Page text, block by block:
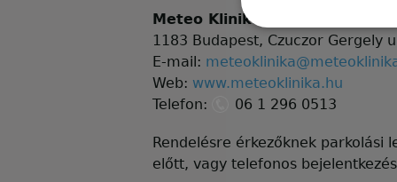
Meteo Klinika
1183 Budapest, Czuczor Gergely
E-mail:
Web: www.meteoklinika.hu
Telefon:
06 1 296 0513
Rendelésre érkezőknek parkolási
előtt, vagy telefonos